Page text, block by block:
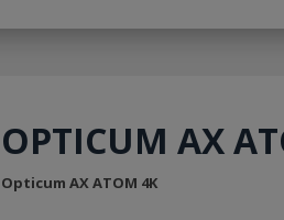
OPTICUM AX
Opticum AX ATOM 4K